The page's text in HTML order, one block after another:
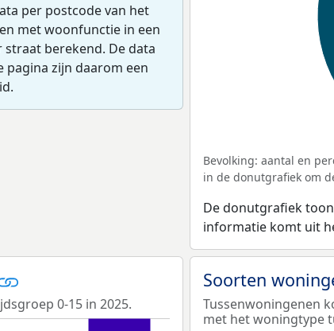
per postcode van het
met woonfunctie in een
berekend. De data
pagina zijn daarom een
Bevolking: aantal en
in de donutgrafiek om
De donutgrafiek
informatie komt uit
0-15 in 2025.
Soorten
Tussenwoningenen
met het woningtype